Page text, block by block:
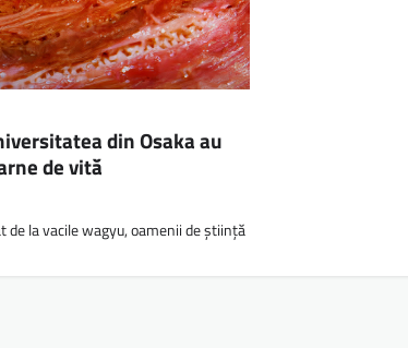
din Osaka au
de vită
de la vacile wagyu, oamenii de știință